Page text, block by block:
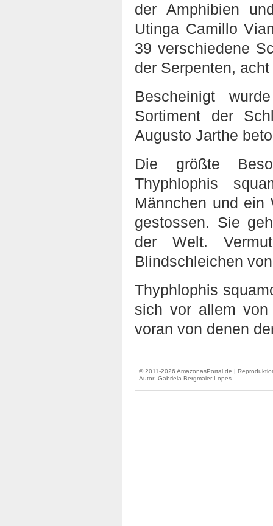
der Amphibien
Utinga Camillo
39 verschiedene
der Serpenten,
Bescheinigt
Sortiment der
Augusto Jarthe
Die größte
Thyphlophis
Männchen und ein
gestossen. Sie
der Welt.
Blindschleichen
Thyphlophis
sich vor allem
voran von denen
© 2011-2026 AmazonasPortal.de |
Autor: Gabriela Bergmaier Lopes